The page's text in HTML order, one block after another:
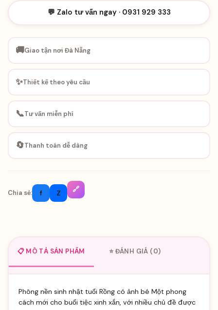
💬 Zalo tư vấn ngay · 0931 929 333
🚚Giao tận nơi Đà Nẵng
✨Thiết kế theo yêu cầu
📞Tư vấn miễn phí
🔄Thanh toán dễ dàng
Chia sẻ: f Z 🔗
📋 MÔ TẢ SẢN PHẨM ⭐ ĐÁNH GIÁ (0)
Phông nền sinh nhật tuổi Rồng có ảnh bé Một phong
cách mới cho buổi tiệc xinh xắn, với nhiều chủ đề được